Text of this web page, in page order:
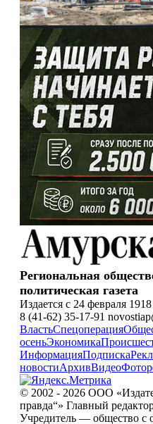
Региональная
политическая газета
Издается с 24 февраля 1918
8 (41-62) 35-17-91
ВластьСпецоперация
осеньЭкономика
ИнформацияПодписка
новостиАрхивВидео
© 2002 - 2026 ООО
правда“» Главный
Учредитель — общество с